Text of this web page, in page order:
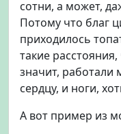
сотни, а может,
Потому что благ
приходилось
такие
значит, работали
сердцу, и ноги,
А вот пример из